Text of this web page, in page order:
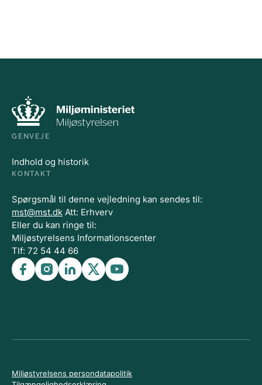
GENVEJE
Indhold og historik
KONTAKT
Spørgsmål til denne vejledning kan sendes til:
mst@mst.dk Att: Erhverv
Eller du kan ringe til:
Miljøstyrelsens Informationscenter
Tlf: 72 54 44 66
Miljøstyrelsens persondatapolitik